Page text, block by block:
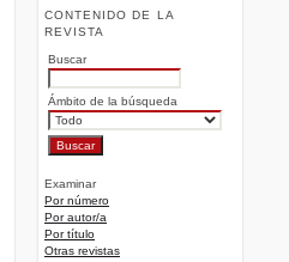
CONTENIDO DE LA
REVISTA
Buscar
Ámbito de la búsqueda
Examinar
Por número
Por autor/a
Por título
Otras revistas